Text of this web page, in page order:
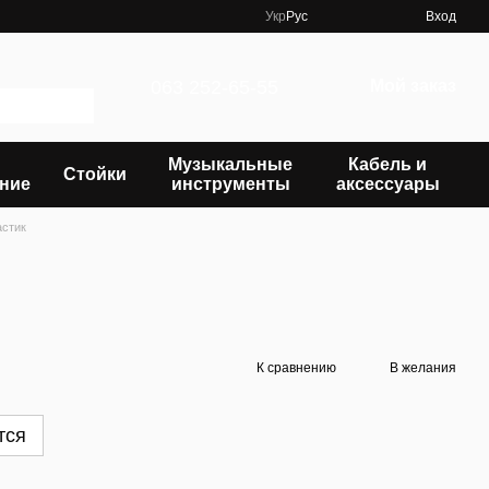
Укр Рус Вход
Стойки
Музыкальные
инструменты
Кабель и
аксессуары
К сравнению В желания